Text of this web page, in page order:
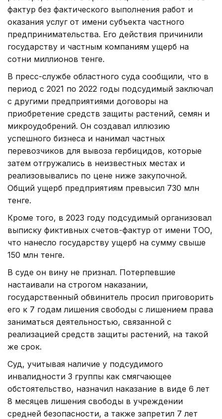
фактур без фактического выполнения работ и
оказания услуг от имени субъекта частного
предпринимательства. Его действия причинили
государству и частным компаниям ущерб на
сотни миллионов тенге.
В пресс-службе областного суда сообщили, что в
период с 2021 по 2022 годы подсудимый заключал
с другими предприятиями договоры на
приобретение средств защиты растений, семян и
микроудобрений. Он создавал иллюзию
успешного бизнеса и нанимал частных
перевозчиков для вывоза гербицидов, которые
затем отгружались в неизвестных местах и
реализовывались по цене ниже закупочной.
Общий ущерб предприятиям превысил 730 млн
тенге.
Кроме того, в 2023 году подсудимый организовал
выписку фиктивных счетов-фактур от имени ТОО,
что нанесло государству ущерб на сумму свыше
150 млн тенге.
В суде он вину не признал. Потерпевшие
настаивали на строгом наказании,
государственный обвинитель просил приговорить
его к 7 годам лишения свободы с лишением права
заниматься деятельностью, связанной с
реализацией средств защиты растений, на такой
же срок.
Суд, учитывая наличие у подсудимого
инвалидности 3 группы как смягчающее
обстоятельство, назначил наказание в виде 6 лет
8 месяцев лишения свободы в учреждении
средней безопасности, а также запретил 7 лет